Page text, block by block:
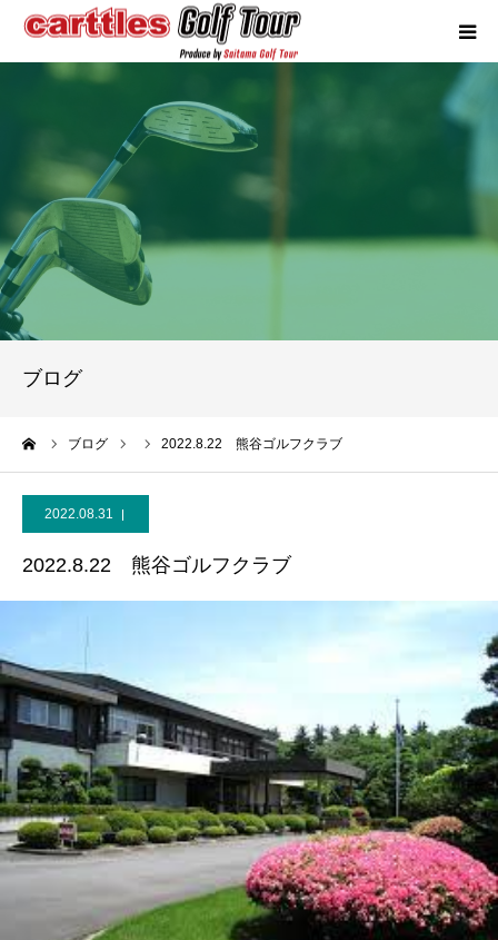
ブログ
ブログ 2022.8.22 熊谷ゴルフクラブ
2022.08.31
2022.8.22 熊谷ゴルフクラブ
競技概要
年間スケジュール
試合報告